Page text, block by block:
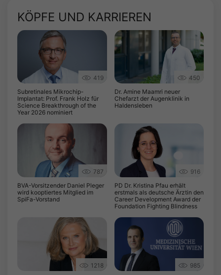
KÖPFE UND KARRIEREN
419
Subretinales Mikrochip-
Implantat: Prof. Frank Holz für
Science Breakthrough of the
Year 2026 nominiert
450
Dr. Amine Maamri neuer
Chefarzt der Augenklinik in
Haldensleben
787
BVA-Vorsitzender Daniel Pleger
wird kooptiertes Mitglied im
SpiFa-Vorstand
916
PD Dr. Kristina Pfau erhält
erstmals als deutsche Ärztin den
Career Development Award der
Foundation Fighting Blindness
1218
985